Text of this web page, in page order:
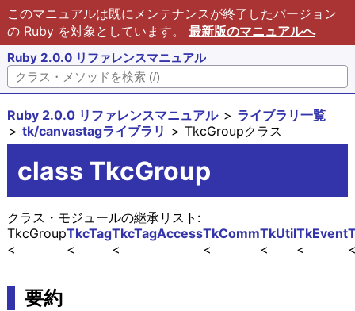
このマニュアルは既にメンテナンスが終了したバージョン
の Ruby を対象としています。 最新版のマニュアルへ
Ruby 2.0.0 リファレンスマニュアル
Ruby 2.0.0 リファレンスマニュアル
ライブラリ一覧
tk/canvastagライブラリ
TkcGroupクラス
class TkcGroup
クラス・モジュールの継承リスト:
TkEvent
TkUtil
TkComm
TkcTagAccess
TkcTag
TkcGroup
要約